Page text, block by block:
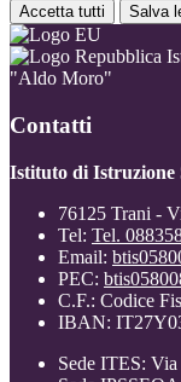
Accetta tutti Salva
"Aldo Moro"
Contatti
Istituto di
76125 Trani -
Tel: Tel.
Email:
PEC:
C.F.: Codice
IBAN:
Sede ITES: